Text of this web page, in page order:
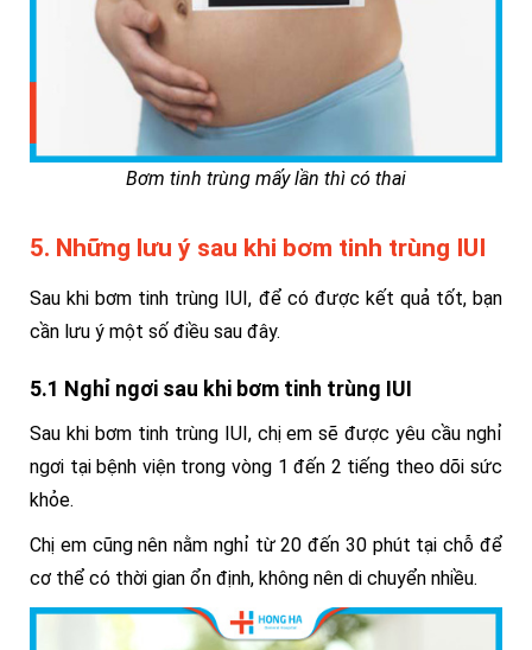
Bơm tinh trùng mấy lần thì có thai
5. Những lưu ý sau khi bơm tinh trùng IUI
Sau khi bơm tinh trùng IUI, để có được kết quả tốt, bạn
cần lưu ý một số điều sau đây.
5.1 Nghỉ ngơi sau khi bơm tinh trùng IUI
Sau khi bơm tinh trùng IUI, chị em sẽ được yêu cầu nghỉ
ngơi tại bệnh viện trong vòng 1 đến 2 tiếng theo dõi sức
khỏe.
Chị em cũng nên nằm nghỉ từ 20 đến 30 phút tại chỗ để
cơ thể có thời gian ổn định, không nên di chuyển nhiều.